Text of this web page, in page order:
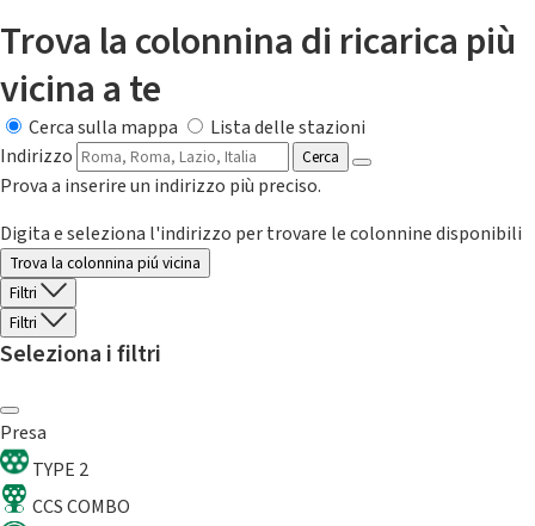
Trova la colonnina di ricarica più
vicina a te
Cerca sulla mappa
Lista delle stazioni
Indirizzo
Cerca
Prova a inserire un indirizzo più preciso.
Digita e seleziona l'indirizzo per trovare le colonnine disponibili
Trova la colonnina piú vicina
Filtri
Filtri
Seleziona i filtri
Presa
TYPE 2
CCS COMBO